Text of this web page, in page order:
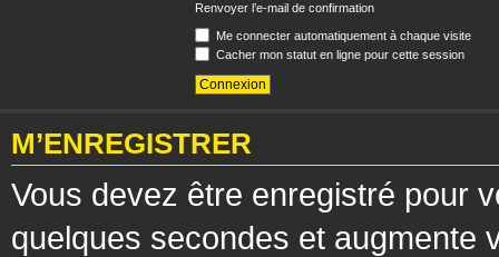
Renvoyer l’e-mail de confirmation
Me connecter automatiquement à chaque visite
Cacher mon statut en ligne pour cette session
M’ENREGISTRER
Vous devez être enregistré pour
quelques secondes et augmente